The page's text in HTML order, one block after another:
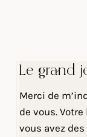
Le grand
Merci de
de vous.
vous avez